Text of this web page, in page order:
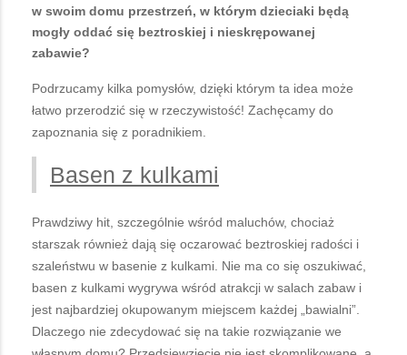
w swoim domu przestrzeń, w którym dzieciaki będą
mogły oddać się beztroskiej i nieskrępowanej
zabawie?
Podrzucamy kilka pomysłów, dzięki którym ta idea może
łatwo przerodzić się w rzeczywistość! Zachęcamy do
zapoznania się z poradnikiem.
Basen z kulkami
Prawdziwy hit, szczególnie wśród maluchów, chociaż
starszak również dają się oczarować beztroskiej radości i
szaleństwu w basenie z kulkami. Nie ma co się oszukiwać,
basen z kulkami wygrywa wśród atrakcji w salach zabaw i
jest najbardziej okupowanym miejscem każdej „bawialni”.
Dlaczego nie zdecydować się na takie rozwiązanie we